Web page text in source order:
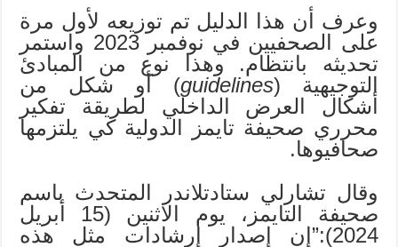
وعرف أن هذا الدليل تم توزيعه لأول مرة
على الصحفيين في نوفمبر 2023 واستمر
تحديثه بانتظام. وهذا نوع من المبادئ
التوجيهية (guidelines) أو شكل من
أشكال العرض الداخلي لطريقة تفكير
محرري صحيفة تايمز الدولية كي يلتزمها
صحافيوها.
وقال تشارلي ستادتلاندر المتحدث باسم
صحيفة التايمز، يوم الاثنين (15 أبريل
2024):”إن إصدار إرشادات مثل هذه